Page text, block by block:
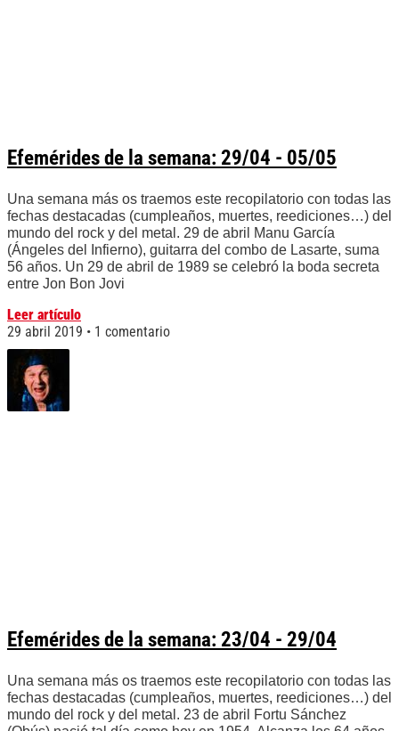
Efemérides de la semana: 29/04 - 05/05
Una semana más os traemos este recopilatorio con todas las
fechas destacadas (cumpleaños, muertes, reediciones…) del
mundo del rock y del metal. 29 de abril Manu García
(Ángeles del Infierno), guitarra del combo de Lasarte, suma
56 años. Un 29 de abril de 1989 se celebró la boda secreta
entre Jon Bon Jovi
Leer artículo
29 abril 2019
1 comentario
Efemérides de la semana: 23/04 - 29/04
Una semana más os traemos este recopilatorio con todas las
fechas destacadas (cumpleaños, muertes, reediciones…) del
mundo del rock y del metal. 23 de abril Fortu Sánchez